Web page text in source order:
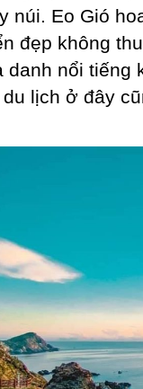
núi. Eo Gió
đẹp không
danh nổi tiếng
lịch ở đây